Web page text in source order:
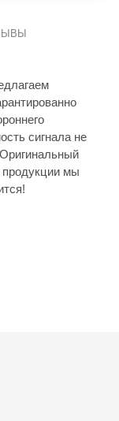
сигнала не
продукции мы